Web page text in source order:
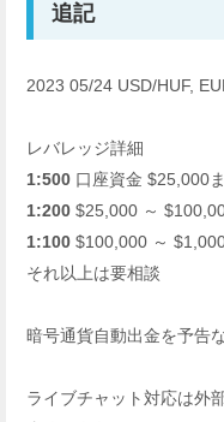
追記
2023 05/24 USD/HUF,
レバレッジ詳細
1:500 口座資金 $25,000
1:200 $25,000 ～
1:100 $100,000 ～
それ以上は要相談
暗号通貨自動出金を予告
ライブチャット対応は外